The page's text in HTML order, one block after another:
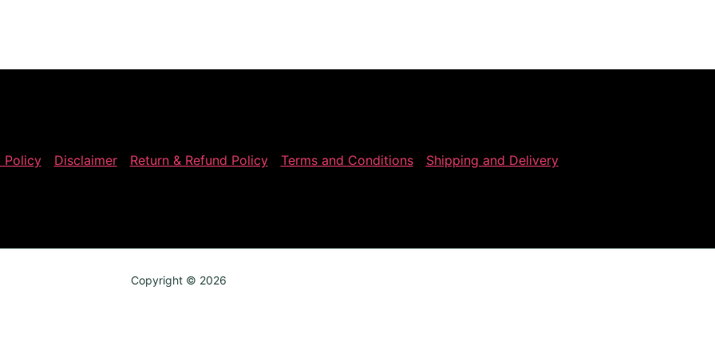
Policy Disclaimer Return & Refund Policy Terms and Conditions Shipping and Delivery
Copyright © 2026